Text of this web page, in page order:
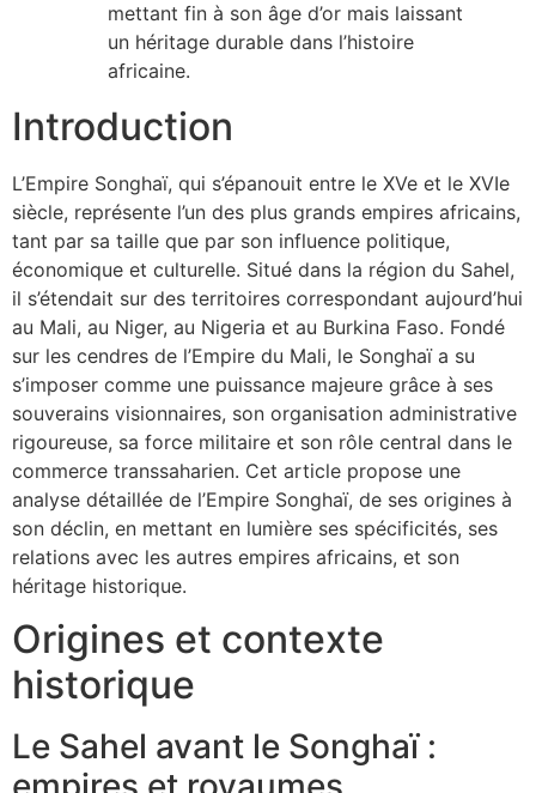
mettant fin à son âge d’or mais laissant
un héritage durable dans l’histoire
africaine.
Introduction
L’Empire Songhaï, qui s’épanouit entre le XVe et le XVIe
siècle, représente l’un des plus grands empires africains,
tant par sa taille que par son influence politique,
économique et culturelle. Situé dans la région du Sahel,
il s’étendait sur des territoires correspondant aujourd’hui
au Mali, au Niger, au Nigeria et au Burkina Faso. Fondé
sur les cendres de l’Empire du Mali, le Songhaï a su
s’imposer comme une puissance majeure grâce à ses
souverains visionnaires, son organisation administrative
rigoureuse, sa force militaire et son rôle central dans le
commerce transsaharien. Cet article propose une
analyse détaillée de l’Empire Songhaï, de ses origines à
son déclin, en mettant en lumière ses spécificités, ses
relations avec les autres empires africains, et son
héritage historique.
Origines et contexte
historique
Le Sahel avant le Songhaï :